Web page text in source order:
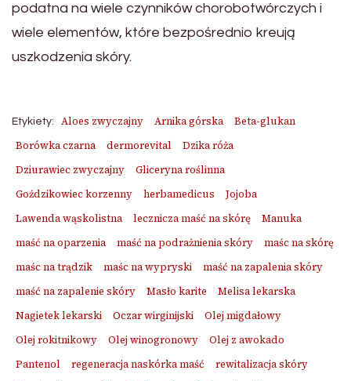
podatna na wiele czynników chorobotwórczych i
wiele elementów, które bezpośrednio kreują
uszkodzenia skóry.
Etykiety: Aloes zwyczajny Arnika górska
Beta-glukan
Borówka czarna
dermorevital
Dzika róża
Dziurawiec zwyczajny
Gliceryna roślinna
Goździkowiec korzenny
herbamedicus
Jojoba
Lawenda wąskolistna
lecznicza maść na skórę
Manuka
maść na oparzenia
maść na podrażnienia skóry
maśc na skórę
maśc na trądzik
maśc na wypryski
maść na zapalenia skóry
maść na zapalenie skóry
Masło karite
Melisa lekarska
Nagietek lekarski
Oczar wirginijski
Olej migdałowy
Olej rokitnikowy
Olej winogronowy
Olej z awokado
Pantenol
regeneracja naskórka maść
rewitalizacja skóry